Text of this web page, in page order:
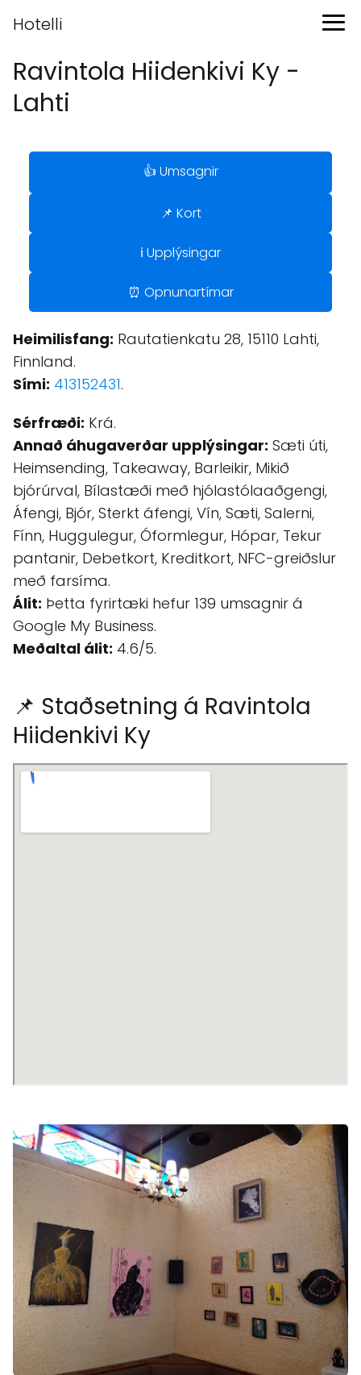
Hotelli
Ravintola Hiidenkivi Ky -
Lahti
👍 Umsagnir
📌 Kort
ℹ️ Upplýsingar
⏰ Opnunartímar
Heimilisfang: Rautatienkatu 28, 15110 Lahti,
Finnland.
Sími: 413152431.
Sérfræði: Krá.
Annað áhugaverðar upplýsingar: Sæti úti,
Heimsending, Takeaway, Barleikir, Mikið
bjórúrval, Bílastæði með hjólastólaaðgengi,
Áfengi, Bjór, Sterkt áfengi, Vín, Sæti, Salerni,
Fínn, Huggulegur, Óformlegur, Hópar, Tekur
pantanir, Debetkort, Kreditkort, NFC-greiðslur
með farsíma.
Álit: Þetta fyrirtæki hefur 139 umsagnir á
Google My Business.
Meðaltal álit: 4.6/5.
📌 Staðsetning á Ravintola
Hiidenkivi Ky